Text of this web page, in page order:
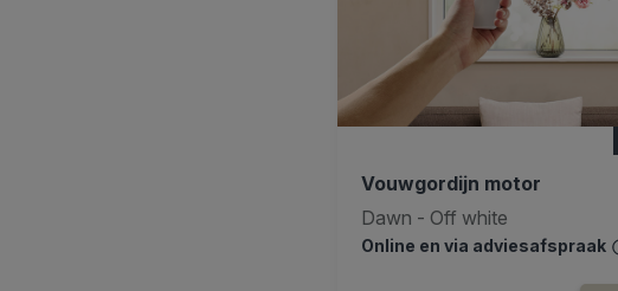
Vouwgordijn motor
Dawn - Off white
Online en via adviesafspraak